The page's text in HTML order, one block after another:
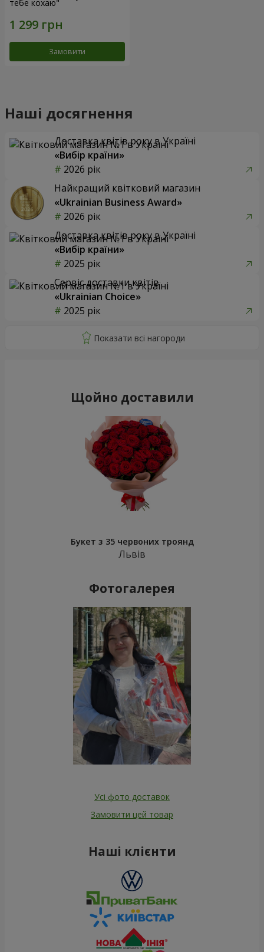
тебе кохаю"
Замовити
Наші досягнення
Доставка квітів року в Україні
«Вибір країни»
2026 рік
Найкращий квітковий магазин
«Ukrainian Business Award»
2026 рік
Доставка квітів року в Україні
«Вибір країни»
2025 рік
Сервіс доставки квітів
«Ukrainian Choice»
2025 рік
Щойно доставили
Букет з 35 червоних троянд
Львів
Фотогалерея
Усі фото доставок
Замовити цей товар
Наші клієнти